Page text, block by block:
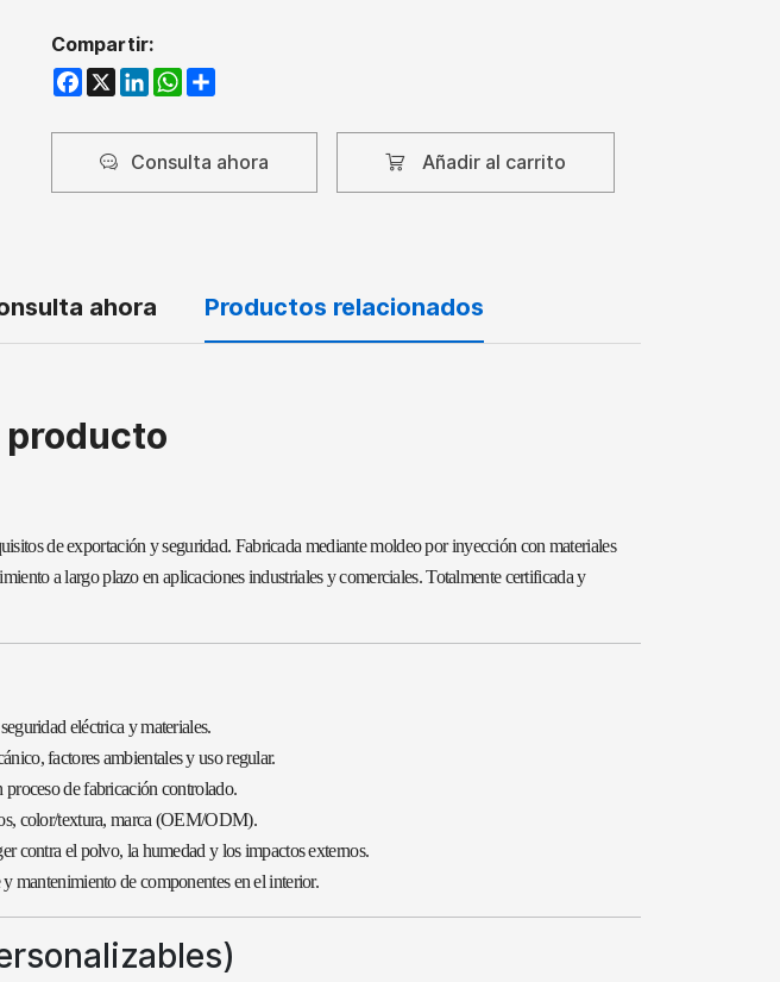
Compartir:
Facebook
X LinkedIn
WhatsApp
Share
Consulta ahora Añadir al carrito
ahora Productos relacionados
de exportación y seguridad. Fabricada mediante moldeo por inyección con materiales
a largo plazo en aplicaciones industriales y comerciales. Totalmente certificada y
eléctrica y materiales.
factores ambientales y uso regular.
proceso de fabricación controlado.
color/textura, marca (OEM/ODM).
contra el polvo, la humedad y los impactos externos.
mantenimiento de componentes en el interior.